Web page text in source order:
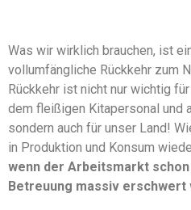
Was wir wirklich brauchen, ist
vollumfängliche Rückkehr zum
Rückkehr ist nicht nur wichtig
dem fleißigen Kitapersonal und
sondern auch für unser Land!
in Produktion und Konsum
wenn der Arbeitsmarkt
Betreuung massiv erschwert